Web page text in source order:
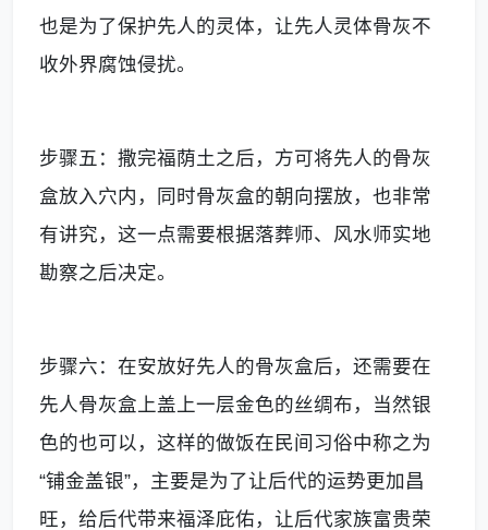
也是为了保护先人的灵体，让先人灵体骨灰不
收外界腐蚀侵扰。
步骤五：撒完福荫土之后，方可将先人的骨灰
盒放入穴内，同时骨灰盒的朝向摆放，也非常
有讲究，这一点需要根据落葬师、风水师实地
勘察之后决定。
步骤六：在安放好先人的骨灰盒后，还需要在
先人骨灰盒上盖上一层金色的丝绸布，当然银
色的也可以，这样的做饭在民间习俗中称之为
“铺金盖银”，主要是为了让后代的运势更加昌
旺，给后代带来福泽庇佑，让后代家族富贵荣